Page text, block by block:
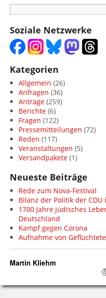
Soziale Netzwerke
Kategorien
Allgemein (26)
Anfragen (36)
Anträge (259)
Berichte (6)
Fragen (122)
Pressemitteilungen (72)
Reden (117)
Veranstaltungen (5)
Versandpakete (1)
Neueste Beiträge
Rede zum Nova-Festival
Bilanz der Politik der
1700 Jahre jüdisches
Deutschland
Kampf gegen Corona
Aufnahme von
Martin Kliehm